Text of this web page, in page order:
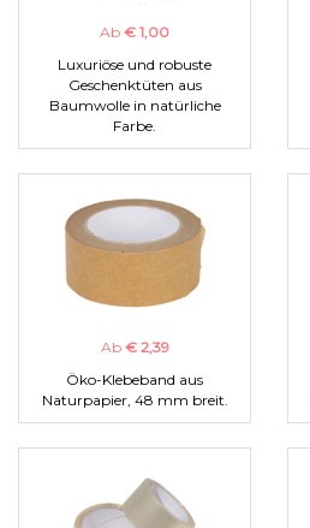
Ab € 1,00
Luxuriöse und robuste
Geschenktüten aus
Baumwolle in natürliche
Farbe.
Ab € 2,39
Öko-Klebeband aus
Naturpapier, 48 mm breit.